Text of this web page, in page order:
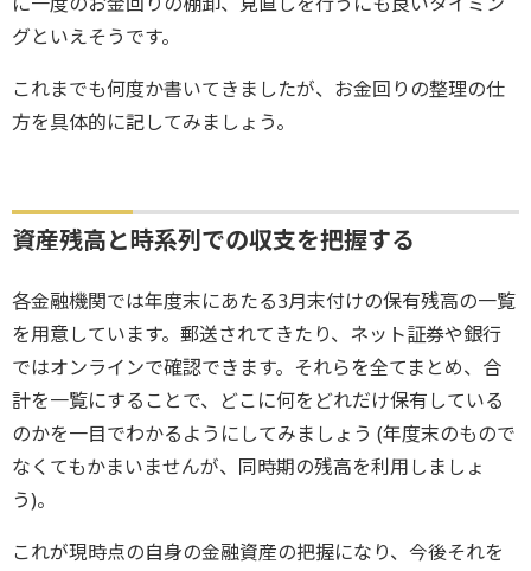
グといえそうです。
これまでも何度か書いてきましたが、お金回りの整理の仕
方を具体的に記してみましょう。
資産残高と時系列での収支を把握する
各金融機関では年度末にあたる3月末付けの保有残高の一覧
を用意しています。郵送されてきたり、ネット証券や銀行
ではオンラインで確認できます。それらを全てまとめ、合
計を一覧にすることで、どこに何をどれだけ保有している
のかを一目でわかるようにしてみましょう (年度末のもので
なくてもかまいませんが、同時期の残高を利用しましょ
う)。
これが現時点の自身の金融資産の把握になり、今後それを